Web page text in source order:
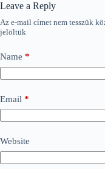
Leave a Reply
Az e-mail címet nem tesszük
jelöltük
Name *
Email *
Website